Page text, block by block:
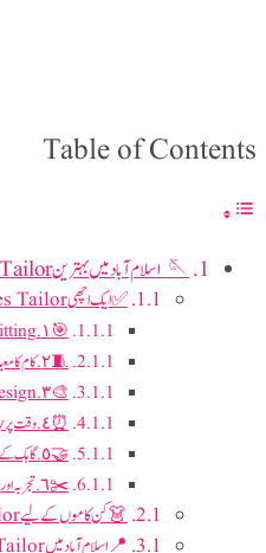
Table of Contents
🪡 اسلام آباد میں بہترین Ladies Tailor کیسے تلاش کریں؟
✅ ایک اچھی Ladies Tailor میں کیا خوبیاں ہونی چاہئیں؟
🎯 ١. Fitting کا تجربہ
🧵 ٢. کام کا معیار
🎨 ٣. Design کی سمجھ
⏰ ٤. وقت پر Delivery
🤝 ٥. گاہک کے ساتھ رویہ
✂️ ٦. تجربہ اور مہارت
👗 کن کاموں کے لیے Ladies Tailor کی ضرورت پڑتی ہے؟
📍 اسلام آباد میں Ladies Tailor تلاش کرتے وقت کیا دیکھیں؟